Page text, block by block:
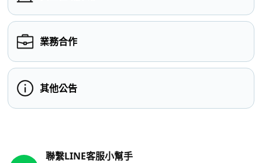
業務合作
其他公告
聯繫LINE客服小幫手